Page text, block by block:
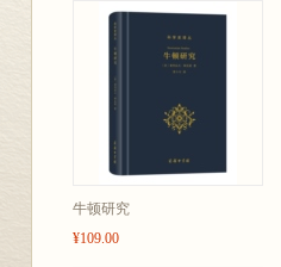
牛顿研究
¥109.00